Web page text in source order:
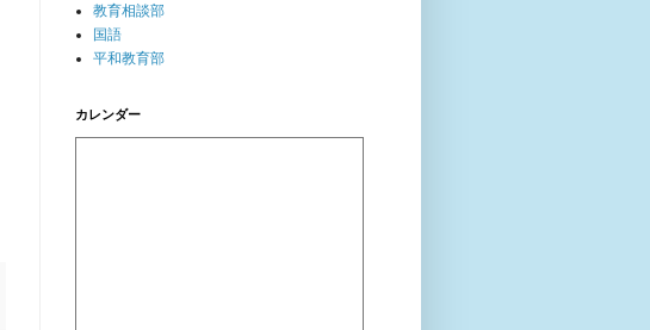
教育相談部
国語
平和教育部
カレンダー